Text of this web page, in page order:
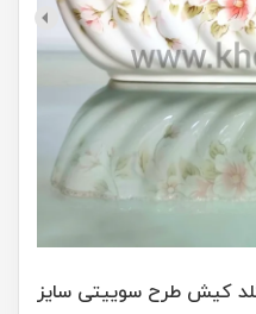
کیش طرح سوییتی سایز